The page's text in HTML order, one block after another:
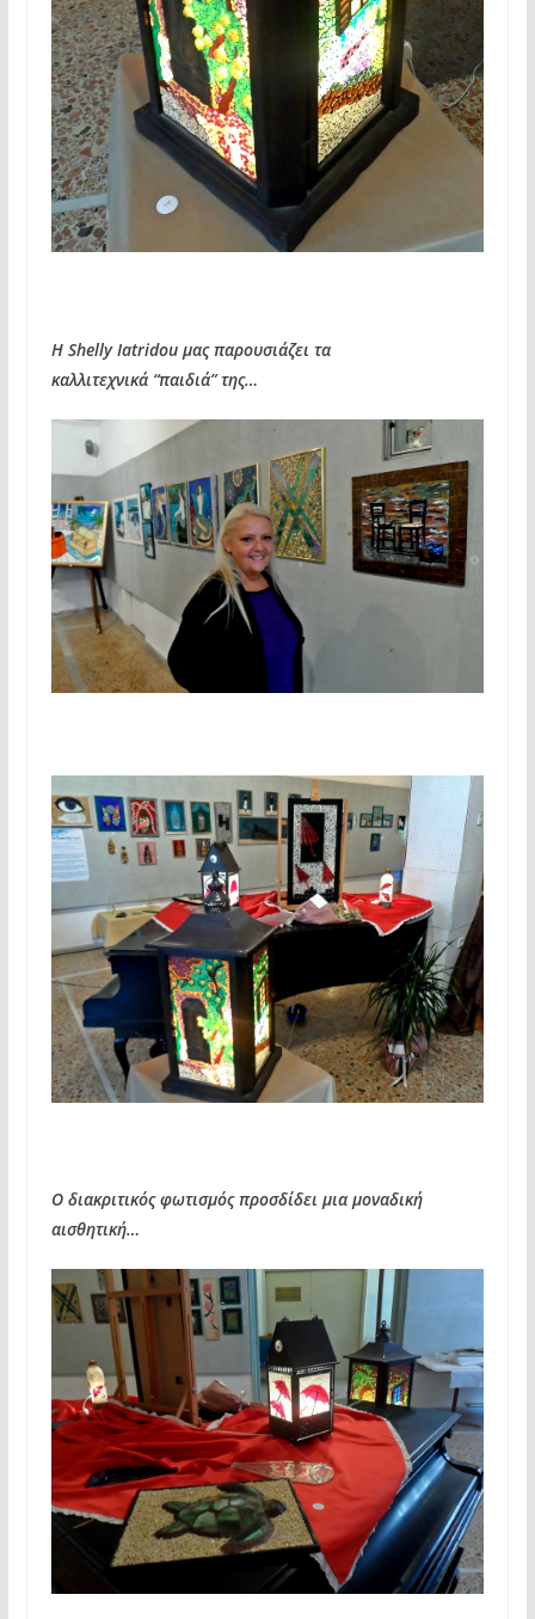
Η Shelly Iatridou μας παρουσιάζει τα
καλλιτεχνικά “παιδιά” της…
Ο διακριτικός φωτισμός προσδίδει μια μοναδική
αισθητική…